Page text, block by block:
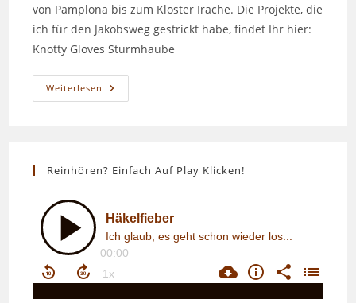
von Pamplona bis zum Kloster Irache. Die Projekte, die
ich für den Jakobsweg gestrickt habe, findet Ihr hier:
Knotty Gloves Sturmhaube
Weiterlesen Special
Episode
Reinhören? Einfach Auf Play Klicken!